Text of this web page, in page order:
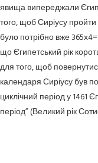
явища випереджали
того, щоб Сиріусу пройти
було потрібно вже
що Єгипетський рік
для того, щоб
календаря Сиріусу був
циклічний період у 1461
період” (Великий рік